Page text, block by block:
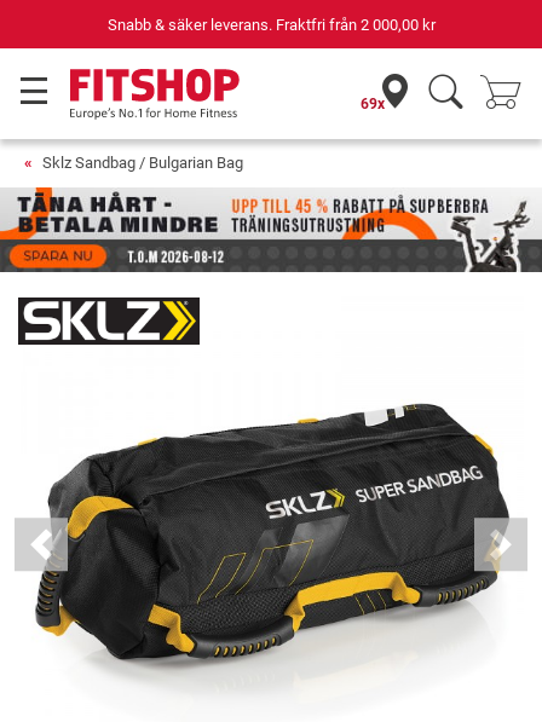
Snabb & säker leverans. Fraktfri från 2 000,00 kr
69x
Sklz Sandbag / Bulgarian Bag
Previous Next